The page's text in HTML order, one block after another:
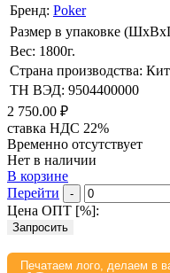
Бренд: Poker
Размер в упаковке
Вес: 1800г.
Страна производства:
ТН ВЭД: 9504400000
2 750.00 ₽
ставка НДС 22%
Временно отсутствует
Нет в наличии
В корзине
Перейти
-
Цена ОПТ [%]:
Запросить
Печатаем лого, делаем в